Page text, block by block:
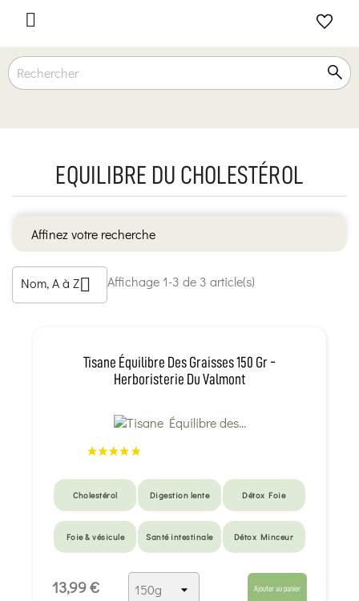

EQUILIBRE DU CHOLESTÉROL
Affinez votre recherche
Nom, A à Z Affichage 1-3 de 3 article(s)
Tisane Équilibre Des Graisses 150 Gr -
Herboristerie Du Valmont
Cholestérol Digestion lente Détox Foie
Foie & vésicule Santé intestinale Détox Minceur
13,99 € Ajouter au panier